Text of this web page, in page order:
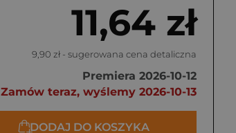
11,64 zł
9,90 zł - sugerowana cena detaliczna
Premiera 2026-10-12
Zamów teraz, wyślemy 2026-10-13
DODAJ DO KOSZYKA